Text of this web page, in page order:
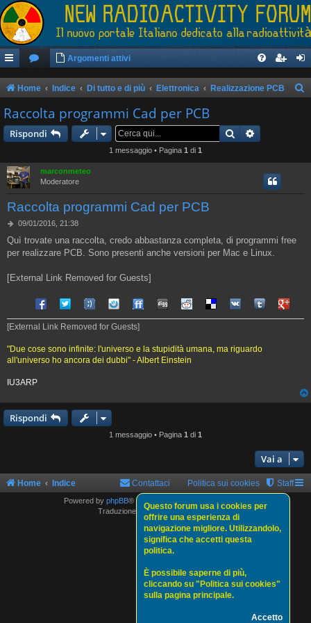
Argomenti attivi
Home Indice Di tutto e di più Elettronica Realizzazione PCB
Raccolta programmi Cad per PCB
Rispondi Cerca
1 messaggio • Pagina 1 di 1
marconmeteo
Moderatore
Raccolta programmi Cad per PCB
M
s
s
g
09/01/2016, 21:38
Quì trovate una raccolta, credo abbastanza completa, di programmi free
per realizzare PCB. Sono presenti anche versioni per Mac e Linux.
[External Link Removed for Guests]
Share on Facebook
Share on Twitter
Share on Tuenti
Share on Sonico
Share on FriendFeed
Share on Digg
Share on Reddit
Share on Delicious
Share on VK
Share onShare
[External Link Removed for Guests]
"Due cose sono infinite: l'universo e la stupidità umana, ma riguardo
all'universo ho ancora dei dubbi" - Albert Einstein
IU3ARP
Rispondi
1 messaggio • Pagina 1 di 1
Vai a
Questo forum usa i cookies per
offrire una esperienza di
navigazione migliore. Utilizzandolo,
significa che accetti questa
politica.
È possibile saperne di più,
cliccando su "Politica sui cookies"
sulla pagina principale.
Accetto
Home Indice Staff
Politica sui cookies
Contattaci
Powered by phpBB® Forum Software © phpBB Limited
Traduzione ItalianaphpBBItalia.net